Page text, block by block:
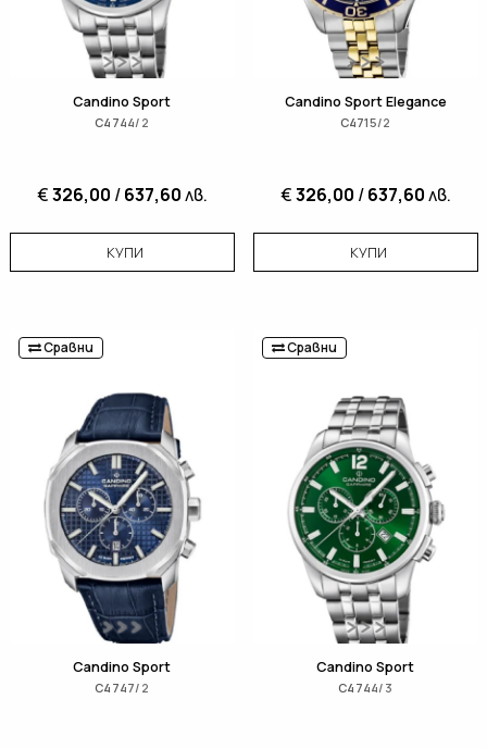
Candino Sport
C4744/2
€326,00 /637,60лв.
КУПИ
Candino Sport Elegance
C4715/2
€326,00 /637,60лв.
КУПИ
Сравни
Candino Sport
C4747/2
Сравни
Candino Sport
C4744/3